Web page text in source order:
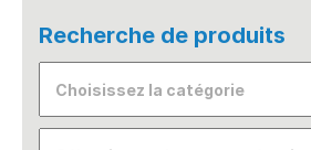
Recherche de produits